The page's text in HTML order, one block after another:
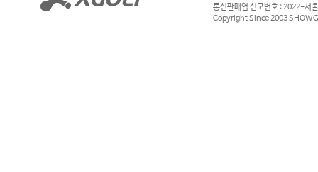
통신판매업 신고번호 : 2022-
Copyright Since 2003